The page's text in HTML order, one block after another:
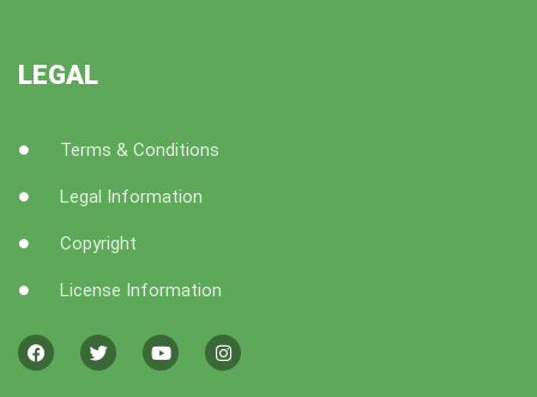
LEGAL
Terms & Conditions
Legal Information
Copyright
License Information
a
c
e
w
i
t
o
u
t
n
s
t